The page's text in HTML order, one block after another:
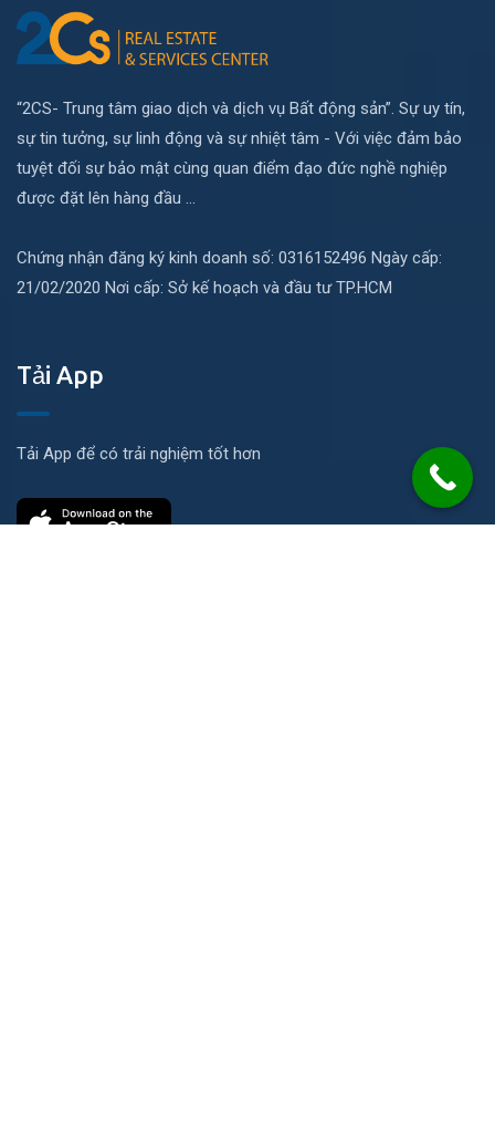
“2CS- Trung tâm giao dịch và dịch vụ Bất động sản”. Sự uy tín,
sự tin tưởng, sự linh động và sự nhiệt tâm - Với việc đảm bảo
tuyệt đối sự bảo mật cùng quan điểm đạo đức nghề nghiệp
được đặt lên hàng đầu ...
Chứng nhận đăng ký kinh doanh số: 0316152496 Ngày cấp:
21/02/2020 Nơi cấp: Sở kế hoạch và đầu tư TP.HCM
Tải App
Tải App để có trải nghiệm tốt hơn